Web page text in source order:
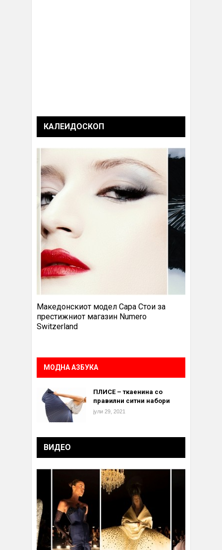
КАЛЕИДОСКОП
Македонскиот модел Сара Стои за
престижниот магазин Numero
Switzerland
МОДНА АЗБУКА
ПЛИСЕ – ткаенина со
правилни ситни набори
јули 29, 2021
ВИДЕО